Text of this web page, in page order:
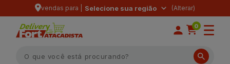
vendas para | Selecione sua região
0